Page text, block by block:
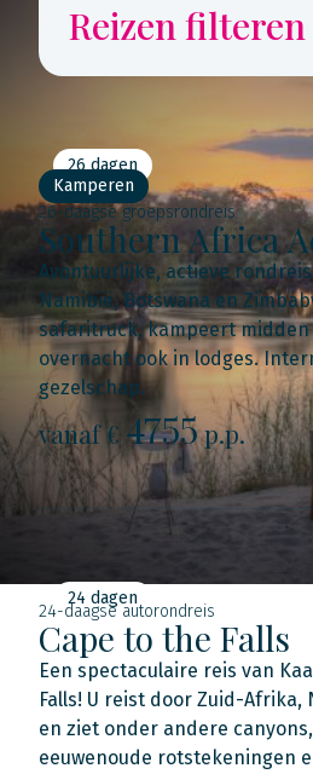
Reizen filteren
26 dagen
Kamperen
26-daagse groepsrondreis
Southern Africa
Avontuurlijke, actieve
Namibië, Botswana en
safaritruck, kampeert
overnacht ook in lodges.
gezelschap.
vanaf € 4755p.p.
24 dagen
24-daagse autorondreis
Cape to the Falls
Een spectaculaire reis van
Falls! U reist door Zuid-Afrika,
en ziet onder andere
eeuwenoude rotstekeningen